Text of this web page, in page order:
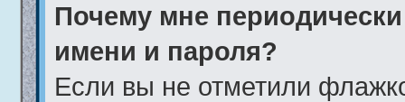
Почему мне
имени и пароля?
Если вы не отметили